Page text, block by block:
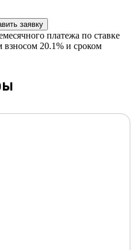
заявку
платежа по ставке
взносом 20.1% и сроком